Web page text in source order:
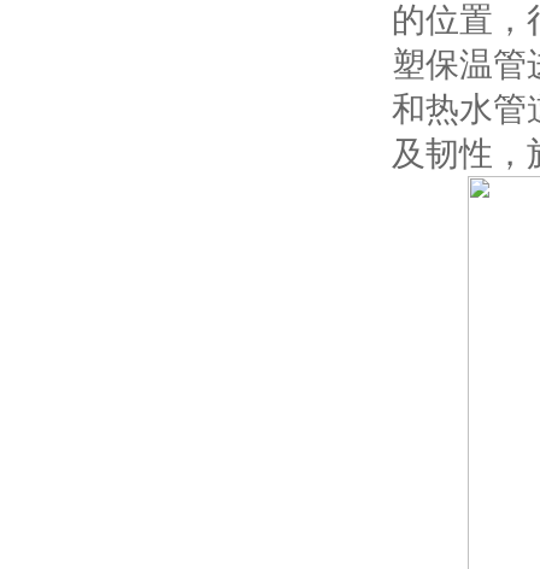
的位置，
塑保温管
和热水管
及韧性，